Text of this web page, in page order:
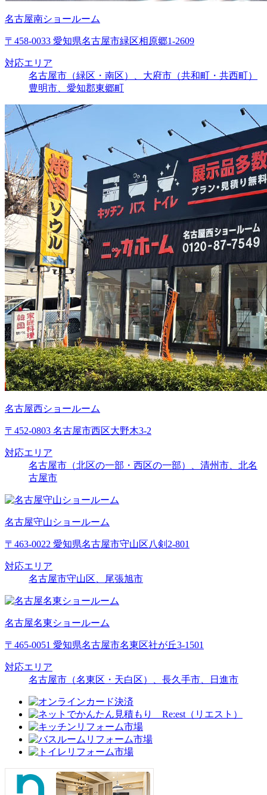
名古屋南ショールーム
〒458-0033 愛知県名古屋市緑区相原郷1-2609
対応エリア
名古屋市（緑区・南区）、大府市（共和町・共西町）
豊明市、愛知郡東郷町
名古屋西ショールーム
〒452-0803 名古屋市西区大野木3-2
対応エリア
名古屋市（北区の一部・西区の一部）、清州市、北名
古屋市
名古屋守山ショールーム
〒463-0022 愛知県名古屋市守山区八剣2-801
対応エリア
名古屋市守山区、尾張旭市
名古屋名東ショールーム
〒465-0051 愛知県名古屋市名東区社が丘3-1501
対応エリア
名古屋市（名東区・天白区）、長久手市、日進市